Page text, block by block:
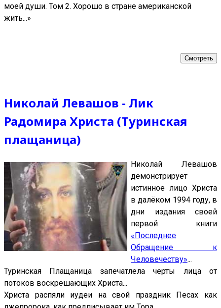
моей души. Том 2. Хорошо в стране американской
жить...»
Смотреть
Николай Левашов - Лик
Радомира Христа (Туринская
плащаница)
Николай Левашов
демонстрирует
истинное лицо Христа
в далёком 1994 году, в
дни издания своей
первой книги
«Последнее
Обращение к
Человечеству»...
Туринская Плащаница запечатлела черты лица от
потоков воскрешающих Христа...
Христа распяли иудеи на свой праздник Песах как